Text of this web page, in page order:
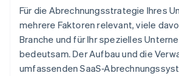
Stripe-Sessions
Erfahren Sie, wie
Kommunikation mit Kundinnen und
Mehrstufige Verifizierung
Datensicherheit
Für die Abrechnungsstrategie Ihres
mehrere Faktoren relevant, viele
Branche und für Ihr spezielles
bedeutsam. Der Aufbau und die
umfassenden SaaS-